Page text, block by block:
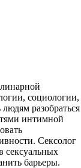
социологии,
разобраться
интимной
Сексолог
сексуальных
барьеры.